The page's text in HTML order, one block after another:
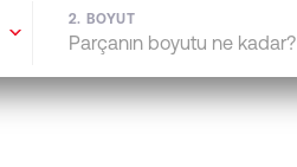
2. BOYUT
Parçanın boyutu ne kadar?